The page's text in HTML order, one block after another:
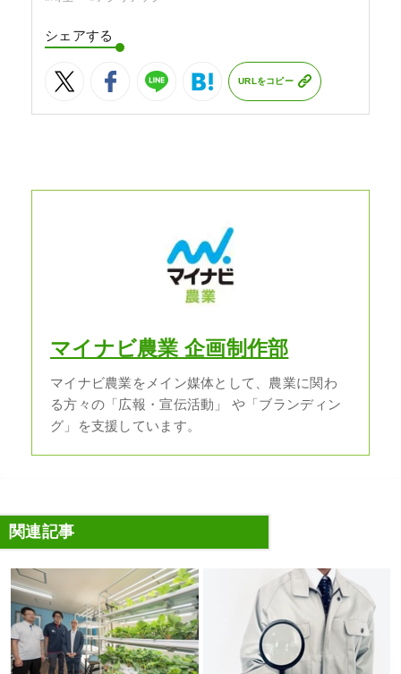
シェアする
URLをコピー
マイナビ農業 企画制作部
マイナビ農業をメイン媒体として、農業に関わ
る方々の「広報・宣伝活動」 や「ブランディン
グ」を支援しています。
関連記事